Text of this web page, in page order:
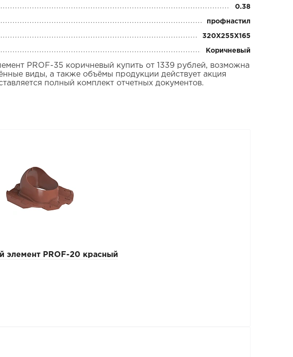
0.38
профнастил
320Х255Х165
Коричневый
PROF-35 коричневый купить от 1339 рублей, возможна
виды, а также объёмы продукции действует акция
полный комплект отчетных документов.
PROF-20 красный